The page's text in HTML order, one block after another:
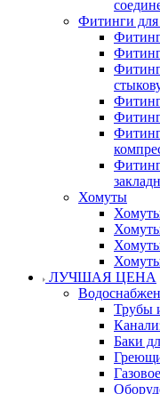
Фитинги
Хомуты
ЛУЧШАЯ ЦЕНА
Трубы
Баки